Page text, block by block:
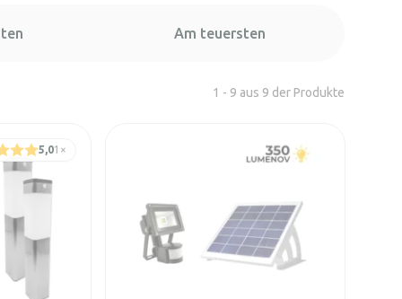
Am teuersten
1 - 9 aus 9 der Produkte
5,01 ×